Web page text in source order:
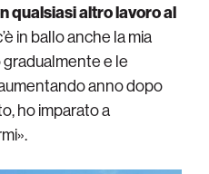
qualsiasi altro lavoro al
in ballo anche la mia
e le
anno dopo
ho imparato a